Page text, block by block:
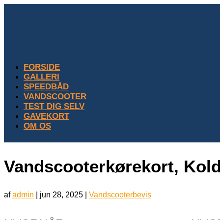
FORSIDE
GALLERI
SPEEDBÅD
VANDSCOOTER
TEST DIG SELV
GAVEKORT
OM OS
Vandscooterkørekort,
afadmin jun 28, 2025 Vandscooterbevis